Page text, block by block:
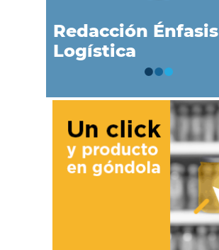
Redacción Énfasis
Logística